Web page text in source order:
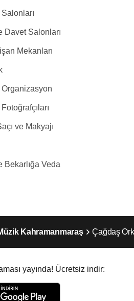
Davet Salonları
Mekanları
ve Makyajı
Bekarlığa Veda
Kahramanmaraş Çağdaş
yayında! Ücretsiz indir: